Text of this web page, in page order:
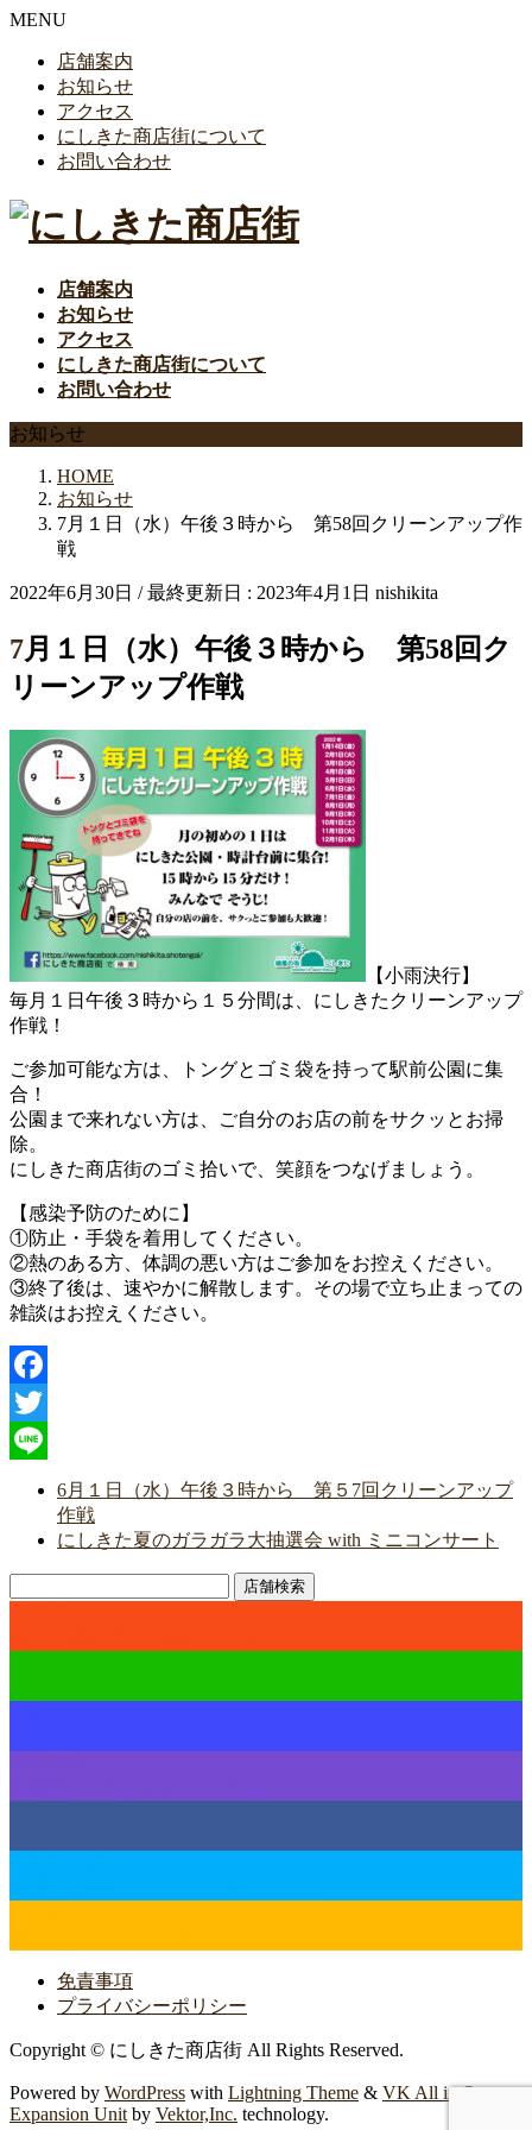
MENU
店舗案内
お知らせ
アクセス
にしきた商店街について
お問い合わせ
店舗案内
お知らせ
アクセス
にしきた商店街について
お問い合わせ
お知らせ
HOME
お知らせ
7月１日（水）午後３時から 第58回クリーンアップ作
戦
2022年6月30日 / 最終更新日 : 2023年4月1日 nishikita
7月１日（水）午後３時から 第58回ク
リーンアップ作戦
【小雨決行】
毎月１日午後３時から１５分間は、にしきたクリーンアップ
作戦！
ご参加可能な方は、トングとゴミ袋を持って駅前公園に集
合！
公園まで来れない方は、ご自分のお店の前をサクッとお掃
除。
にしきた商店街のゴミ拾いで、笑顔をつなげましょう。
【感染予防のために】
①防止・手袋を着用してください。
②熱のある方、体調の悪い方はご参加をお控えください。
③終了後は、速やかに解散します。その場で立ち止まっての
雑談はお控えください。
Facebook
Twitter
6月１日（水）午後３時から 第５7回クリーンアップ
作戦
にしきた夏のガラガラ大抽選会 with ミニコンサート
店舗検索
免責事項
プライバシーポリシー
Copyright © にしきた商店街 All Rights Reserved.
Powered by WordPress with Lightning Theme & VK All in One
Expansion Unit by Vektor,Inc. technology.